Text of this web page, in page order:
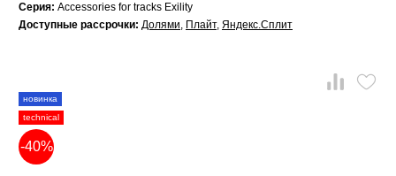
Серия: Accessories for tracks Exility
Доступные рассрочки: Долями, Плайт, Яндекс.Сплит
новинка
technical
-40%